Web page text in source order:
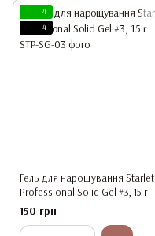
4
4
Гель для нарощування Starlet
Professional Solid Gel #3, 15 г
150 грн